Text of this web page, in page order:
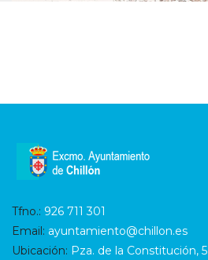
Tfno.: 926 711 301
Email: ayuntamiento@chillon.es
Ubicación: Pza. de la Constitución, 5